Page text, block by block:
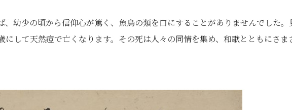
、幼少の頃から信仰心が篤く、魚鳥の類を口にすることがありませんでした。
にして天然痘で亡くなります。その死は人々の同情を集め、和歌とともにさま